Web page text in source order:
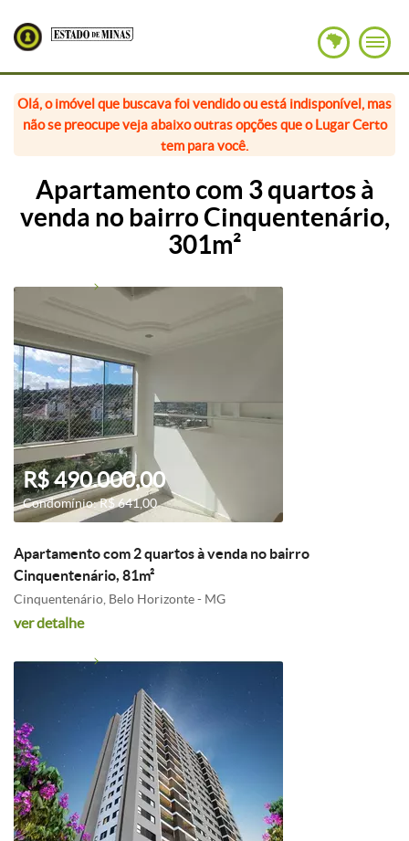
Olá, o imóvel que buscava foi vendido ou está indisponível, mas
não se preocupe veja abaixo outras opções que o Lugar Certo
tem para você.
Apartamento com 3 quartos à
venda no bairro Cinquentenário,
301m²
R$ 490.000,00
Condomínio: R$ 641,00
Apartamento com 2 quartos à venda no bairro
Cinquentenário, 81m²
Cinquentenário, Belo Horizonte - MG
ver detalhe